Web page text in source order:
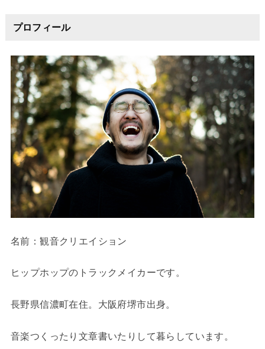
プロフィール
名前：観音クリエイション
ヒップホップのトラックメイカーです。
長野県信濃町在住。大阪府堺市出身。
音楽つくったり文章書いたりして暮らしています。